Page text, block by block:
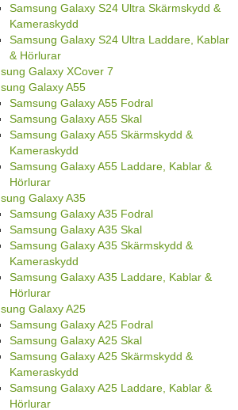
Samsung Galaxy S24 Ultra Skärmskydd &
Kameraskydd
Samsung Galaxy S24 Ultra Laddare, Kablar
& Hörlurar
Galaxy XCover 7
Galaxy A55
Samsung Galaxy A55 Fodral
Samsung Galaxy A55 Skal
Samsung Galaxy A55 Skärmskydd &
Kameraskydd
Samsung Galaxy A55 Laddare, Kablar &
Hörlurar
Galaxy A35
Samsung Galaxy A35 Fodral
Samsung Galaxy A35 Skal
Samsung Galaxy A35 Skärmskydd &
Kameraskydd
Samsung Galaxy A35 Laddare, Kablar &
Hörlurar
Galaxy A25
Samsung Galaxy A25 Fodral
Samsung Galaxy A25 Skal
Samsung Galaxy A25 Skärmskydd &
Kameraskydd
Samsung Galaxy A25 Laddare, Kablar &
Hörlurar